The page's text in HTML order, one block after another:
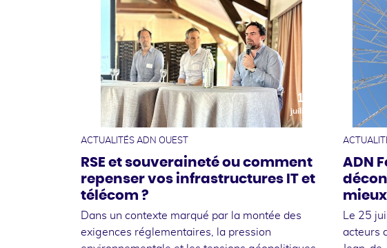
10
juillet
ACTUALITÉS ADN OUEST
RSE et souveraineté ou comment
repenser vos infrastructures IT et
télécom ?
Dans un contexte marqué par la montée des
exigences réglementaires, la pression
ADN
Le 25
acteurs